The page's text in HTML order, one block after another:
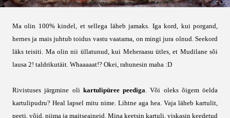
Ma olin 100% kindel, et sellega läheb jamaks. Iga kord, kui porgand,
hernes ja mais juhtub toidus vastu vaatama, on mingi jura olnud. Seekord
läks teisiti. Ma olin nii üllatunud, kui Meheraasu ütles, et Mudilane sõi
lausa 2! taldrikutäit. Whaaaaat!? Okei, rahunesin maha :D
Rivistuses järgmine oli kartulipüree peediga. Või oleks õigem öelda
kartulipudru? Heal lapsel mitu nime. Lihtne aga hea. Vaja läheb kartulit,
peeti, võid, piima ja maitseaineid. Mina keetsin kartuli, viskasin keedetud